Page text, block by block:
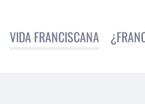
VIDA FRANCISCANA